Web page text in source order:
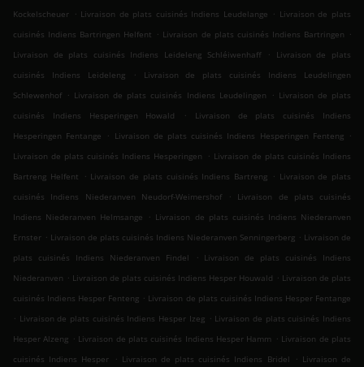
Kockelscheuer . Livraison de plats cuisinés Indiens Leudelange . Livraison de plats
cuisinés Indiens Bartringen Helfent . Livraison de plats cuisinés Indiens Bartringen .
Livraison de plats cuisinés Indiens Leideleng Schléiwenhaff
.
Livraison de plats
cuisinés Indiens Leideleng
.
Livraison de plats cuisinés Indiens Leudelingen
Schlewenhof . Livraison de plats cuisinés Indiens Leudelingen . Livraison de plats
cuisinés Indiens Hesperingen Howald
.
Livraison de plats cuisinés Indiens
Hesperingen Fentange
. Livraison de plats cuisinés Indiens Hesperingen Fenteng .
Livraison de plats cuisinés Indiens Hesperingen
. Livraison de plats cuisinés Indiens
Bartreng Helfent
. Livraison de plats cuisinés Indiens Bartreng . Livraison de plats
cuisinés Indiens Niederanven Neudorf-Weimershof
.
Livraison de plats cuisinés
Indiens Niederanven Helmsange
. Livraison de plats cuisinés Indiens Niederanven
Ernster . Livraison de plats cuisinés Indiens Niederanven Senningerberg . Livraison de
plats cuisinés Indiens Niederanven Findel
. Livraison de plats cuisinés Indiens
Niederanven . Livraison de plats cuisinés Indiens Hesper Houwald . Livraison de plats
cuisinés Indiens Hesper Fenteng . Livraison de plats cuisinés Indiens Hesper Fentange
. Livraison de plats cuisinés Indiens Hesper Izeg . Livraison de plats cuisinés Indiens
Hesper Alzeng . Livraison de plats cuisinés Indiens Hesper Hamm . Livraison de plats
cuisinés Indiens Hesper
. Livraison de plats cuisinés Indiens Bridel . Livraison de